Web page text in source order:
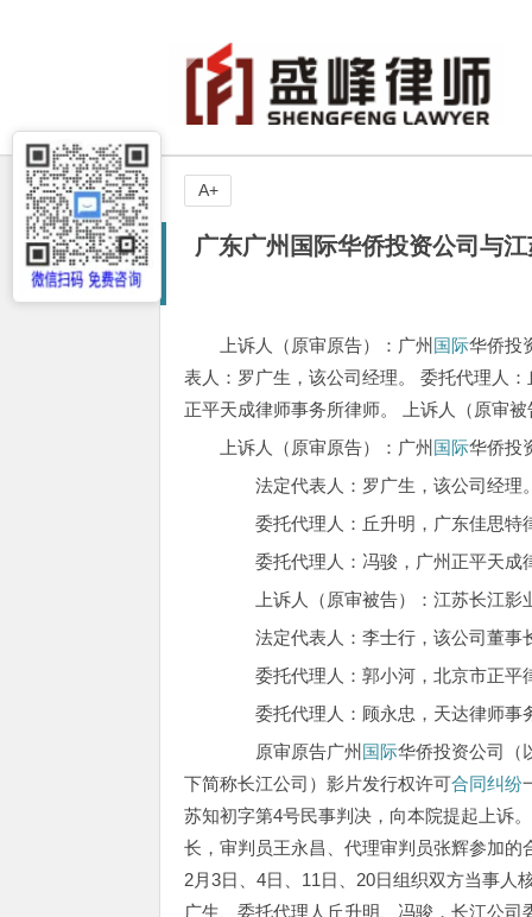
广东广州国际华侨投资公司与
上诉人（原审原告）：广州 国际华侨投
表人：罗广生，该公司经理。 委托代理人
正平天成律师事务所律师。 上诉人（原审
上诉人（原审原告）：广州 国际华侨投
法定代表人：罗广生，该公司经理
委托代理人：丘升明，广东佳思特
委托代理人：冯骏，广州正平天成
上诉人（原审被告）：江苏长江影
法定代表人：李士行，该公司董事
委托代理人：郭小河，北京市正平
委托代理人：顾永忠，天达律师事
原审原告广州 国际华侨投资公司（
下简称长江公司）影片发行权许可合同纠纷
苏知初字第4号民事判决，向本院提起上诉
长，审判员王永昌、代理审判员张辉参加
2月3日、4日、11日、20日组织双方当事人
广生、委托代理人丘升明、冯骏，长江公
A+